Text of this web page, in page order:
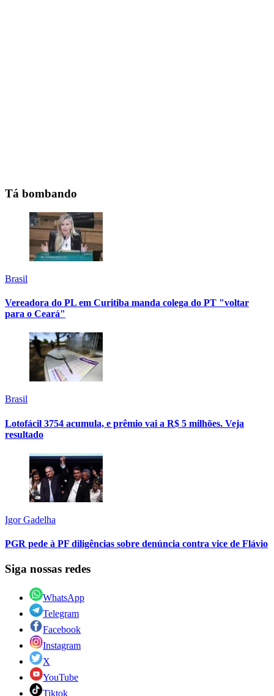
Tá bombando
Brasil
Vereadora do PL em Curitiba manda colega do PT "voltar
para o Ceará"
Brasil
Lotofácil 3754 acumula, e prêmio vai a R$ 5 milhões. Veja
resultado
Igor Gadelha
PGR pede à PF diligências sobre denúncia contra vice de Flávio
Siga nossas redes
WhatsApp
Telegram
Facebook
Instagram
X
YouTube
Tiktok